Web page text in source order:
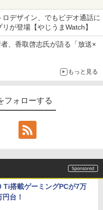
デザイン、でもビデオ通話に
が登場【やじうまWatch】
、香取啓志氏が語る「放送×
もっと見る
フォローする
Ti搭載ゲーミングPCが7万
台！